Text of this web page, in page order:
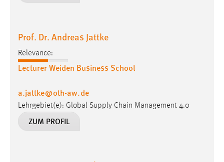
Prof. Dr. Andreas Jattke
Relevance:
Lecturer Weiden Business School
a.jattke@oth-aw.de
Lehrgebiet(e): Global Supply Chain Management 4.0
ZUM PROFIL